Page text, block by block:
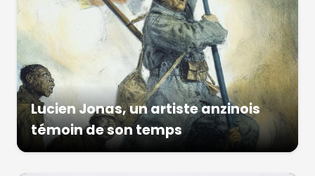
Lucien Jonas, un artiste anzinois
témoin de son temps